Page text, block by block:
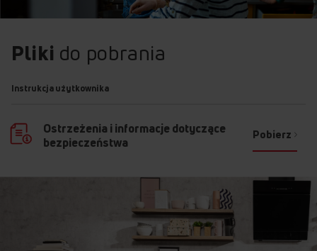
Pliki do pobrania
Instrukcja użytkownika
Ostrzeżenia i informacje dotyczące
bezpieczeństwa
Pobierz